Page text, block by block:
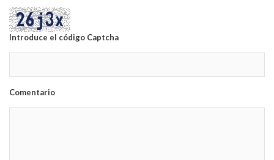
Introduce el código Captcha
Comentario